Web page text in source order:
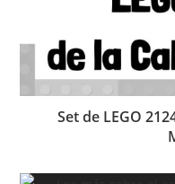
Set de LEGO